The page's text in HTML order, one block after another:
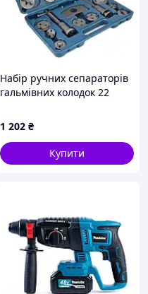
Набір ручних сепараторів
гальмівних колодок 22
1 202 ₴
Купити